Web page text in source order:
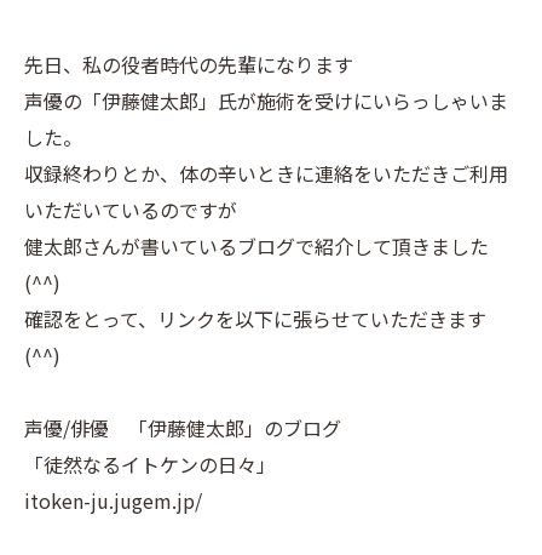
先日、私の役者時代の先輩になります
声優の「伊藤健太郎」氏が施術を受けにいらっしゃいま
した。
収録終わりとか、体の辛いときに連絡をいただきご利用
いただいているのですが
健太郎さんが書いているブログで紹介して頂きました
(^^)
確認をとって、リンクを以下に張らせていただきます
(^^)
声優/俳優 「伊藤健太郎」のブログ
「徒然なるイトケンの日々」
itoken-ju.jugem.jp/